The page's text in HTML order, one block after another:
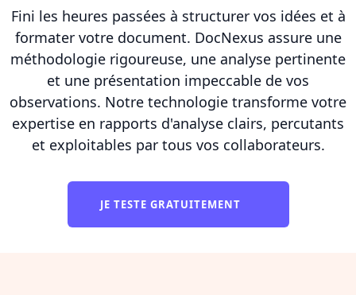
Fini les heures passées à structurer vos idées et à
formater votre document. DocNexus assure une
méthodologie rigoureuse, une analyse pertinente
et une présentation impeccable de vos
observations. Notre technologie transforme votre
expertise en rapports d'analyse clairs, percutants
et exploitables par tous vos collaborateurs.
JE TESTE GRATUITEMENT